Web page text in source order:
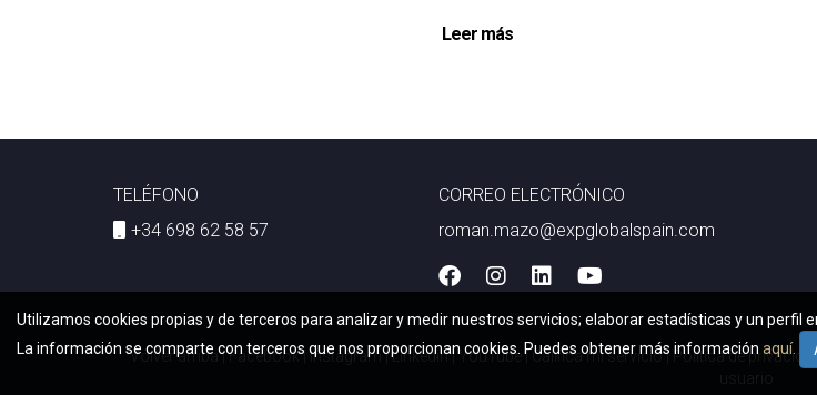
Leer más
TELÉFONO
+34 698 62 58 57
CORREO ELECTRÓNICO
roman.mazo@expglobalspain.com
Volver arriba|Facebook|Instagram|Linkedin|YouTube | Califica mi servicio| Política de
Utilizamos cookies propias y de terceros para analizar y medir nuestros servicios; elaborar estadísticas y un
La información se comparte con terceros que nos proporcionan cookies. Puedes obtener más información aquí.